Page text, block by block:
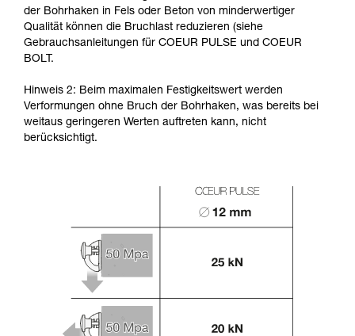
der Bohrhaken in Fels oder Beton von minderwertiger
Qualität können die Bruchlast reduzieren (siehe
Gebrauchsanleitungen für COEUR PULSE und COEUR
BOLT.
Hinweis 2: Beim maximalen Festigkeitswert werden
Verformungen ohne Bruch der Bohrhaken, was bereits bei
weitaus geringeren Werten auftreten kann, nicht
berücksichtigt.